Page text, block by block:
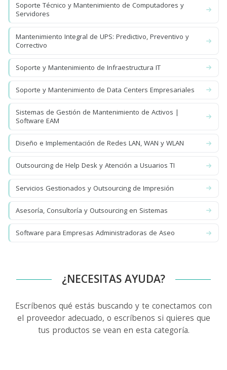
Soporte Técnico y Mantenimiento de Computadores y
Servidores
Mantenimiento Integral de UPS: Predictivo, Preventivo y
Correctivo
Soporte y Mantenimiento de Infraestructura IT
Soporte y Mantenimiento de Data Centers Empresariales
Sistemas de Gestión de Mantenimiento de Activos |
Software EAM
Diseño e Implementación de Redes LAN, WAN y WLAN
Outsourcing de Help Desk y Atención a Usuarios TI
Servicios Gestionados y Outsourcing de Impresión
Asesoría, Consultoría y Outsourcing en Sistemas
Software para Empresas Administradoras de Aseo
¿NECESITAS AYUDA?
Escríbenos qué estás buscando y te conectamos con
el proveedor adecuado, o escríbenos si quieres que
tus productos se vean en esta categoría.